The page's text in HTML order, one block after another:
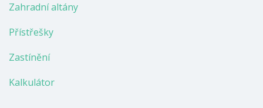
Zahradní altány
Přístřešky
Zastínění
Kalkulátor